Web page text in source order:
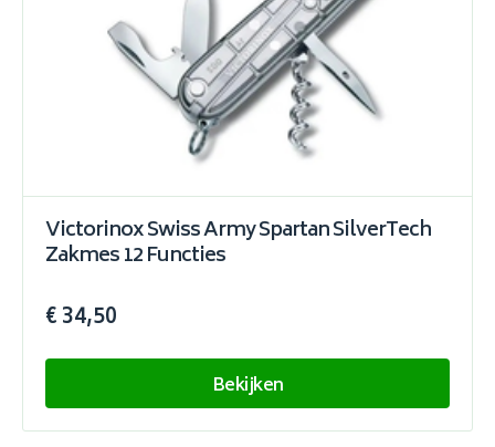
Victorinox Swiss Army Spartan SilverTech
Zakmes 12 Functies
€ 34,50
Bekijken